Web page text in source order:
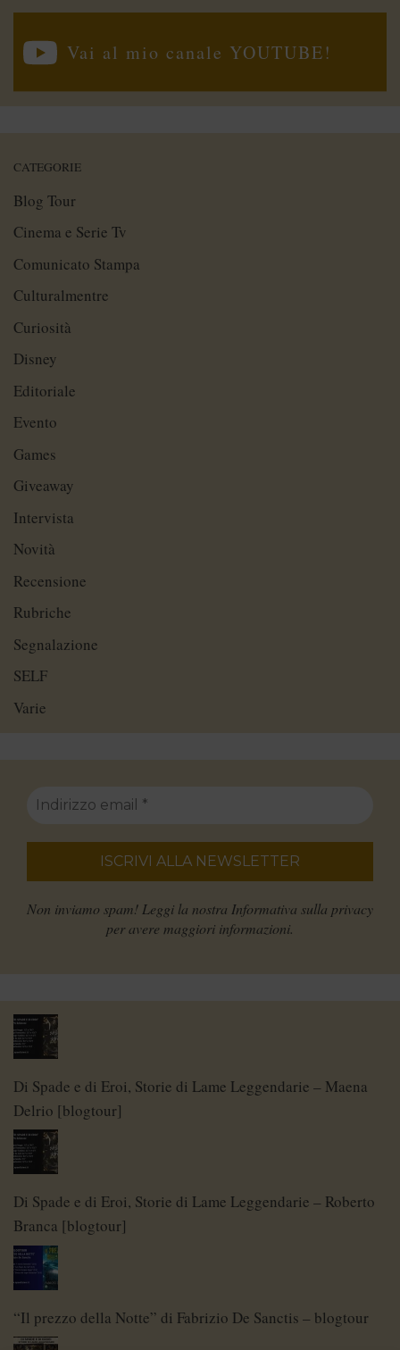
Vai al mio canale YOUTUBE!
CATEGORIE
Blog Tour
Cinema e Serie Tv
Comunicato Stampa
Culturalmentre
Curiosità
Disney
Editoriale
Evento
Games
Giveaway
Intervista
Novità
Recensione
Rubriche
Segnalazione
SELF
Varie
Non inviamo spam! Leggi la nostra Informativa sulla privacy
per avere maggiori informazioni.
Di Spade e di Eroi, Storie di Lame Leggendarie – Maena
Delrio [blogtour]
Di Spade e di Eroi, Storie di Lame Leggendarie – Roberto
Branca [blogtour]
“Il prezzo della Notte” di Fabrizio De Sanctis – blogtour